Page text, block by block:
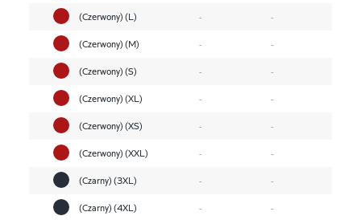
(Czerwony) (L)
-
-
(Czerwony) (M)
-
-
(Czerwony) (S)
-
-
(Czerwony) (XL)
-
-
(Czerwony) (XS)
-
-
(Czerwony) (XXL)
-
-
(Czarny) (3XL)
-
-
(Czarny) (4XL)
-
-